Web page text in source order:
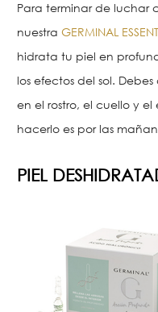
Para terminar de luchar
nuestra GERMINAL
hidrata tu piel en
los efectos del sol.
en el rostro, el cuello y
hacerlo es por las
PIEL